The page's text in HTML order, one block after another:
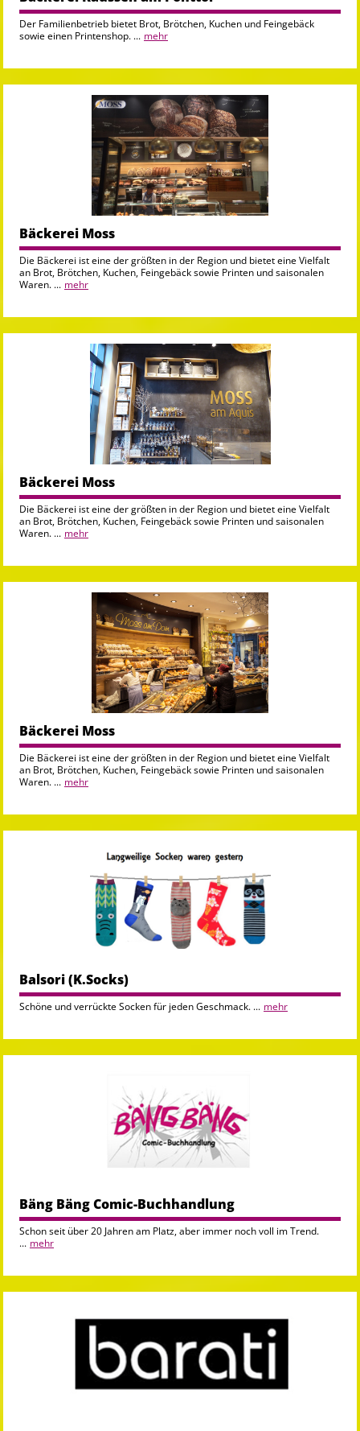
Der Familienbetrieb bietet Brot, Brötchen, Kuchen und Feingebäck
sowie einen Printenshop. ... mehr
Bäckerei Moss
Die Bäckerei ist eine der größten in der Region und bietet eine Vielfalt
an Brot, Brötchen, Kuchen, Feingebäck sowie Printen und saisonalen
Waren. ... mehr
Bäckerei Moss
Die Bäckerei ist eine der größten in der Region und bietet eine Vielfalt
an Brot, Brötchen, Kuchen, Feingebäck sowie Printen und saisonalen
Waren. ... mehr
Bäckerei Moss
Die Bäckerei ist eine der größten in der Region und bietet eine Vielfalt
an Brot, Brötchen, Kuchen, Feingebäck sowie Printen und saisonalen
Waren. ... mehr
Balsori (K.Socks)
Schöne und verrückte Socken für jeden Geschmack. ... mehr
Bäng Bäng Comic-Buchhandlung
Schon seit über 20 Jahren am Platz, aber immer noch voll im Trend.
... mehr